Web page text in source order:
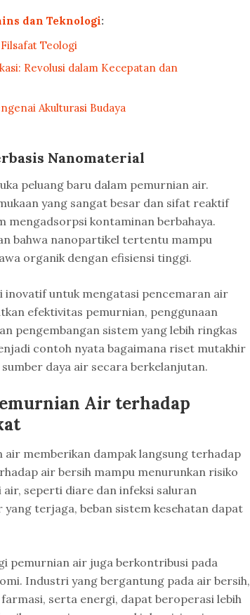
dan Teknologi:
Teologi
Revolusi dalam Kecepatan dan
Akulturasi Budaya
Nanomaterial
peluang baru dalam pemurnian air.
yang sangat besar dan sifat reaktif
mengadsorpsi kontaminan berbahaya.
bahwa nanopartikel tertentu mampu
organik dengan efisiensi tinggi.
inovatif untuk mengatasi pencemaran air
efektivitas pemurnian, penggunaan
pengembangan sistem yang lebih ringkas
contoh nyata bagaimana riset mutakhir
daya air secara berkelanjutan.
Air terhadap
memberikan dampak langsung terhadap
air bersih mampu menurunkan risiko
seperti diare dan infeksi saluran
terjaga, beban sistem kesehatan dapat
pemurnian air juga berkontribusi pada
Industri yang bergantung pada air bersih,
serta energi, dapat beroperasi lebih